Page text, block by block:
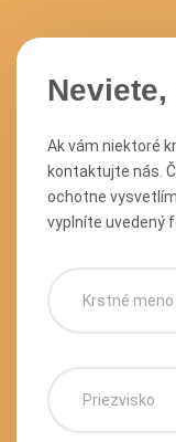
Ak vám niektoré
kontaktujte nás.
ochotne
vyplníte uvedený